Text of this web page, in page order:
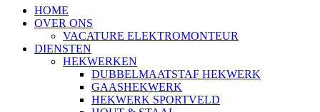
HOME
OVER ONS
VACATURE ELEKTROMONTEUR
DIENSTEN
HEKWERKEN
DUBBELMAATSTAF HEKWERK
GAASHEKWERK
HEKWERK SPORTVELD